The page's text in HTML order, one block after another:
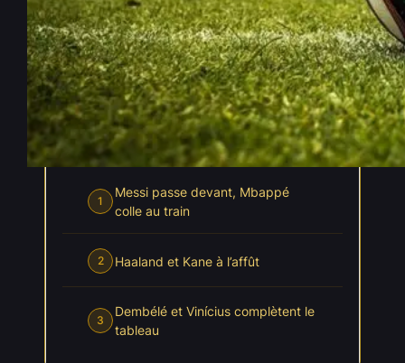
Juil 6, 2026—parLa rédaction PenseBet
dans Actualités , Coupe du Monde 2026
INDEX Cacher l'index
1
Messi passe devant, Mbappé
colle au train
2 Haaland et Kane à l’affût
3
Dembélé et Vinícius complètent le
tableau